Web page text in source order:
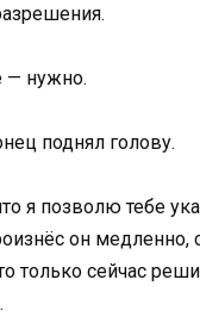
— нужно.
поднял голову.
я позволю тебе
он медленно,
только сейчас